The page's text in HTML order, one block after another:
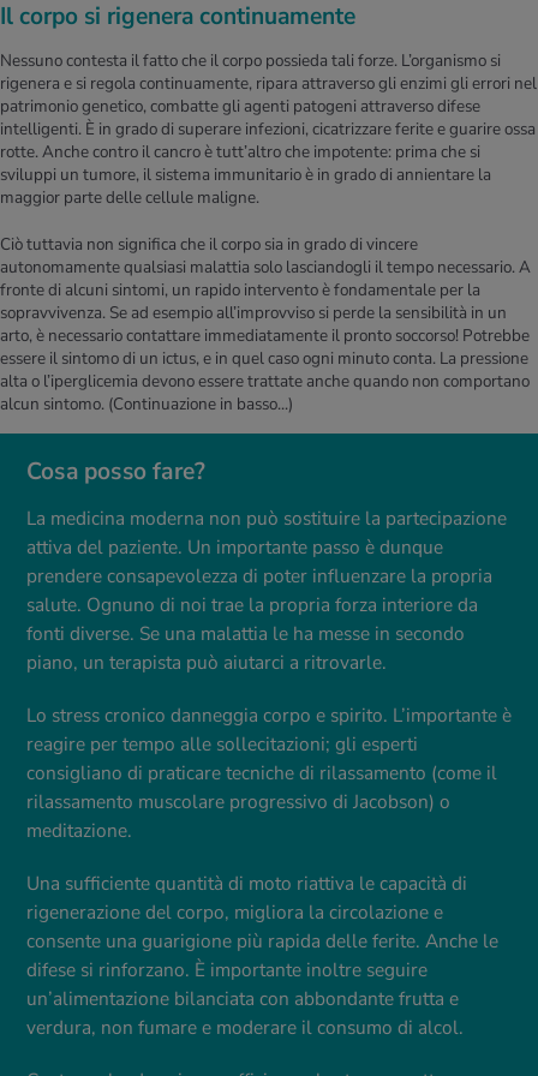
Cosa posso fare?
La medicina moderna non può sostituire la partecipazione
attiva del paziente. Un importante passo è dunque
prendere consapevolezza di poter influenzare la propria
salute. Ognuno di noi trae la propria forza interiore da
fonti diverse. Se una malattia le ha messe in secondo
piano, un terapista può aiutarci a ritrovarle.
Lo stress cronico danneggia corpo e spirito. L’importante è
reagire per tempo alle sollecitazioni; gli esperti
consigliano di praticare tecniche di rilassamento (come il
rilassamento muscolare progressivo di Jacobson) o
meditazione.
Una sufficiente quantità di moto riattiva le capacità di
rigenerazione del corpo, migliora la circolazione e
consente una guarigione più rapida delle ferite. Anche le
difese si rinforzano. È importante inoltre seguire
un’alimentazione bilanciata con abbondante frutta e
verdura, non fumare e moderare il consumo di alcol.
Il corpo si rigenera continuamente
Nessuno contesta il fatto che il corpo possieda tali forze. L’organismo si
rigenera e si regola continuamente, ripara attraverso gli enzimi gli errori nel
patrimonio genetico, combatte gli agenti patogeni attraverso difese
intelligenti. È in grado di superare infezioni, cicatrizzare ferite e guarire ossa
rotte. Anche contro il cancro è tutt’altro che impotente: prima che si
sviluppi un tumore, il sistema immunitario è in grado di annientare la
maggior parte delle cellule maligne.
Ciò tuttavia non significa che il corpo sia in grado di vincere
autonomamente qualsiasi malattia solo lasciandogli il tempo necessario. A
fronte di alcuni sintomi, un rapido intervento è fondamentale per la
sopravvivenza. Se ad esempio all’improvviso si perde la sensibilità in un
arto, è necessario contattare immediatamente il pronto soccorso! Potrebbe
essere il sintomo di un ictus, e in quel caso ogni minuto conta. La pressione
alta o l’iperglicemia devono essere trattate anche quando non comportano
alcun sintomo. (Continuazione in basso...)